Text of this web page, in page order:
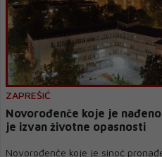
ZAPREŠIĆ
Novorođenče koje je
je izvan životne opasnosti
Novorođenče koje je sinoć